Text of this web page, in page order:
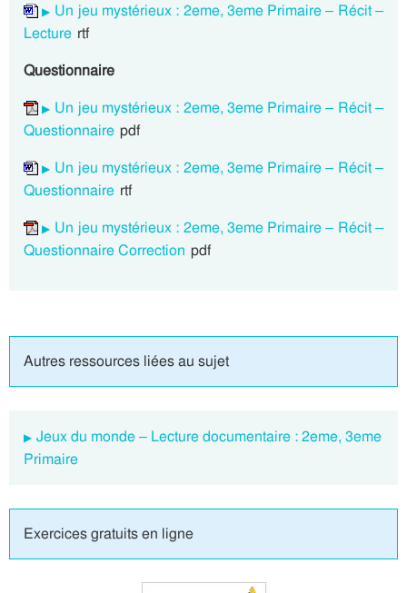
Un jeu mystérieux : 2eme, 3eme Primaire – Récit –
Lecture rtf
Questionnaire
Un jeu mystérieux : 2eme, 3eme Primaire – Récit –
Questionnaire pdf
Un jeu mystérieux : 2eme, 3eme Primaire – Récit –
Questionnaire rtf
Un jeu mystérieux : 2eme, 3eme Primaire – Récit –
Questionnaire Correction pdf
Autres ressources liées au sujet
Jeux du monde – Lecture documentaire : 2eme, 3eme
Primaire
Exercices gratuits en ligne